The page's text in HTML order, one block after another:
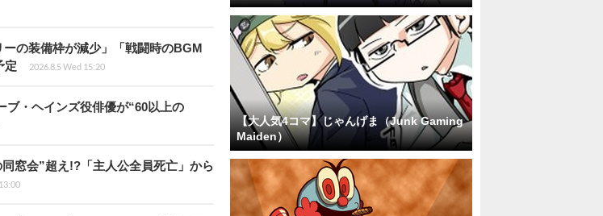
の装備枠が減少」「戦闘時のBGM
定
2026.8.5 Wed 15:20
ブ・ヘインズ役俳優が“60以上の
窓会”超え!?「主人公全員死亡」から
【大人気4コマ】じゃんげま（Junk Gaming
Maiden）